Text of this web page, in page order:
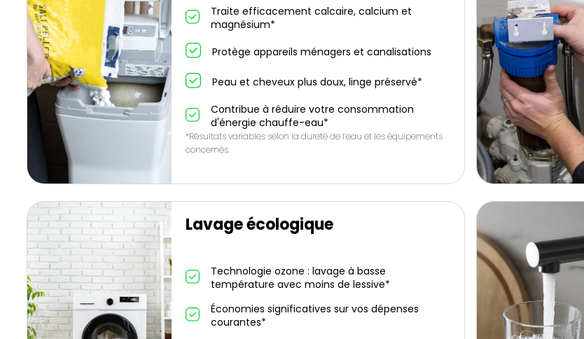
Traite efficacement calcaire, calcium et
magnésium*
Protège appareils ménagers et canalisations
Peau et cheveux plus doux, linge préservé*
Contribue à réduire votre consommation
d'énergie chauffe-eau*
*Résultats variables selon la dureté de l’eau et les équipements
concernés.
Lavage écologique
Technologie ozone : lavage à basse
température avec moins de lessive*
Économies significatives sur vos dépenses
courantes*